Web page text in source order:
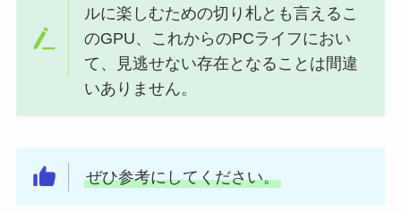
ルに楽しむための切り札とも言えるこ
のGPU、これからのPCライフにおい
て、見逃せない存在となることは間違
いありません。
ぜひ参考にしてください。